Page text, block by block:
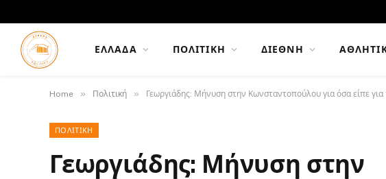
ΕΛΛΆΔΑ ΠΟΛΙΤΙΚΉ ΔΙΕΘΝΉ
Home » Πολιτική » Γεωργιάδης: Μήνυση στην Κωνσταντοπούλου για όσα είπε
ΠΟΛΙΤΙΚΉ
Γεωργιάδης: Μήνυση στην